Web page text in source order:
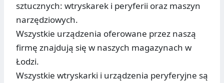
sztucznych: wtryskarek i peryferii oraz maszyn
narzędziowych.
Wszystkie urządzenia oferowane przez naszą
firmę znajdują się w naszych magazynach w
Łodzi.
Wszystkie wtryskarki i urządzenia peryferyjne są